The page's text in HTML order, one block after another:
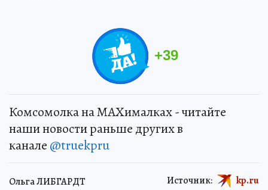
+39
Комсомолка на MAXималках - читайте
наши новости раньше других в
канале @truekpru
Ольга ЛИБГАРДТ Источник: kp.ru